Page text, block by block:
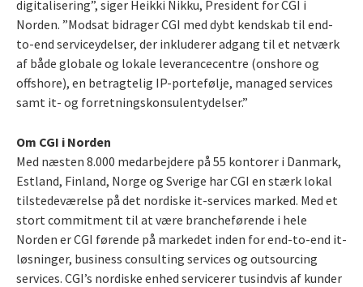
digitalisering”, siger Heikki Nikku, President for CGI i
Norden. ”Modsat bidrager CGI med dybt kendskab til end-
to-end serviceydelser, der inkluderer adgang til et netværk
af både globale og lokale leverancecentre (onshore og
offshore), en betragtelig IP-portefølje, managed services
samt it- og forretningskonsulentydelser.”
Om CGI i Norden
Med næsten 8.000 medarbejdere på 55 kontorer i Danmark,
Estland, Finland, Norge og Sverige har CGI en stærk lokal
tilstedeværelse på det nordiske it-services marked. Med et
stort commitment til at være brancheførende i hele
Norden er CGI førende på markedet inden for end-to-end it-
løsninger, business consulting services og outsourcing
services. CGI’s nordiske enhed servicerer tusindvis af kunder